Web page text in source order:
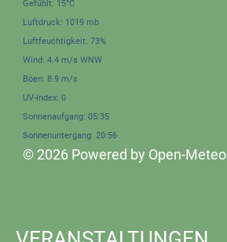
Gefühlt: 15°C
Luftdruck: 1019 mb
Luftfeuchtigkeit: 73%
Wind: 4.4 m/s WNW
Böen: 8.9 m/s
UV-Index: 0
Sonnenaufgang: 05:35
Sonnenuntergang: 20:56
© 2026 Powered by Open-Meteo